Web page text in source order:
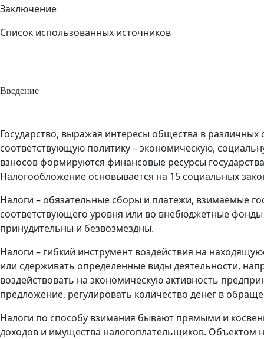
Заключение
Список использованных источников
Введение
Государство, выражая интересы общества в
соответствующую политику – экономическую,
взносов формируются финансовые ресурсы
Налогообложение основывается на 15 социальных
Налоги – обязательные сборы и платежи, взимаемые
соответствующего уровня или во внебюджетные
принудительны и безвозмездны.
Налоги – гибкий инструмент воздействия на
или сдерживать определенные виды деятельности,
воздействовать на экономическую активность
предложение, регулировать количество денег в
Налоги по способу взимания бывают прямыми и
доходов и имущества налогоплательщиков. Объектом